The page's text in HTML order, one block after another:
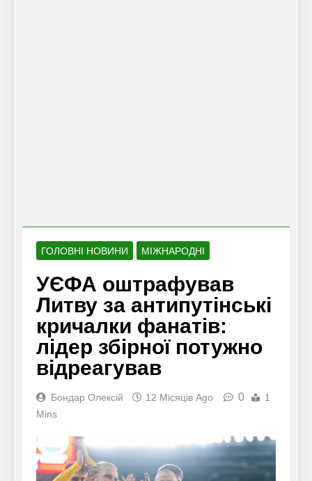
ГОЛОВНІ НОВИНИ МІЖНАРОДНІ
УЄФА оштрафував
Литву за антипутінські
кричалки фанатів:
лідер збірної потужно
відреагував
Бондар Олексій 12 Місяців Ago 0
1
Mins